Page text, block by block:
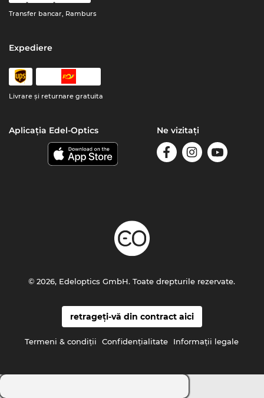
Transfer bancar, Ramburs
Expediere
Livrare şi returnare gratuita
Aplicația Edel-Optics Ne vizitați
retrageți-vă din contract aici
Termeni & condiţii Confidenţialitate Informaţii legale
© 2026, Edeloptics GmbH. Toate drepturile rezervate.